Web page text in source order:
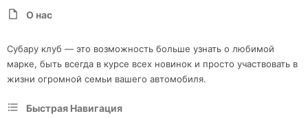
О нас
Субару клуб — это возможность больше узнать о любимой
марке, быть всегда в курсе всех новинок и просто участвовать в
жизни огромной семьи вашего автомобиля.
Быстрая Навигация